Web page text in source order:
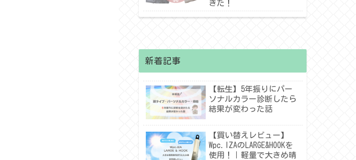
きた！
新着記事
【転生】5年振りにパー
ソナルカラー診断したら
結果が変わった話
【買い替えレビュー】
Wpc.IZAのLARGE&HOOKを
使用！｜軽量で大きめ晴